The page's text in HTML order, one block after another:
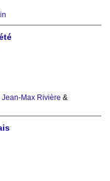
Jean-Max Rivière &